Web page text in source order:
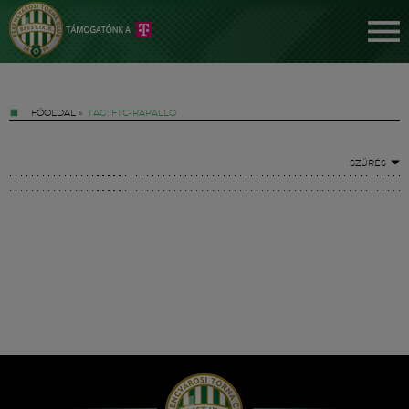
FŐOLDAL » TAG: FTC-RAPALLO
SZŰRÉS
Hírek